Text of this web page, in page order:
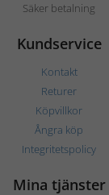
Säker betalning
Kundservice
Kontakt
Returer
Köpvillkor
Ångra köp
Integritetspolicy
Mina tjänster